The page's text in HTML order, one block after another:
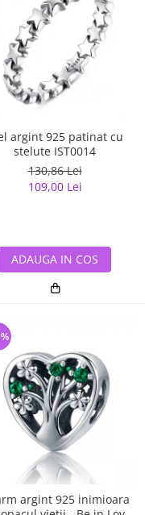
argint 925 patinat cu
stelute IST0014
130,86 Lei
109,00 Lei
ADAUGA IN COS
argint 925 inimioara